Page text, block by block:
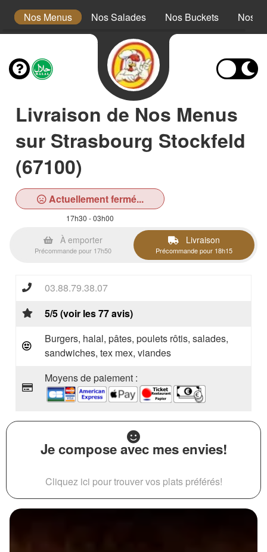
Nos Menus Nos Salades Nos Buckets Nos
Livraison de Nos Menus
sur Strasbourg Stockfeld
(67100)
Actuellement fermé...
17h30 - 03h00
À emporter
Précommande pour 17h50
Livraison
Précommande pour 18h15
03.88.79.38.07
5/5 (voir les 77 avis)
Burgers, halal, pâtes, poulets rôtis, salades,
sandwiches, tex mex, viandes
Moyens de paiement :
Je compose avec mes envies!
Cliquez ici pour trouver vos plats préférés!